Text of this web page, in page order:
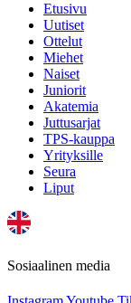
Etusivu
Uutiset
Ottelut
Miehet
Naiset
Juniorit
Akatemia
Juttusarjat
TPS-kauppa
Yrityksille
Seura
Liput
Sosiaalinen media